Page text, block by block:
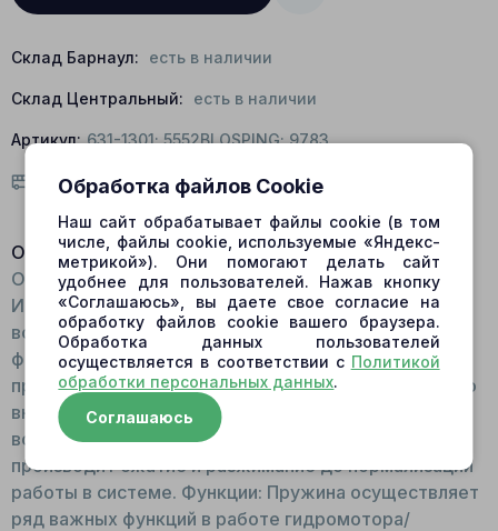
Склад Барнаул: есть в наличии
Склад Центральный: есть в наличии
Артикул: 631-1301; 5552BLOSPING; 9783
Условия доставки
Описание:
Общий вид: Выполнена в форме спирали.
Изготавливается из пружинной стали, что дает ей
возможность возвращаться к первоначальной
форме вне зависимости от степени деформации в
процессе работы. Принцип работы: Расположена во
внутренней части блока цилиндров. При
возникновении сбоя в работе качающего узла
производит сжатие и разжимание до нормализации
работы в системе. Функции: Пружина осуществляет
ряд важных функций в работе гидромотора/
Обработка файлов Cookie
Наш сайт обрабатывает файлы cookie (в том
числе, файлы cookie, используемые «Яндекс-
метрикой»). Они помогают делать сайт
удобнее для пользователей. Нажав кнопку
«Соглашаюсь», вы даете свое согласие на
обработку файлов cookie вашего браузера.
Обработка данных пользователей
осуществляется в соответствии с Политикой
обработки персональных данных.
Соглашаюсь